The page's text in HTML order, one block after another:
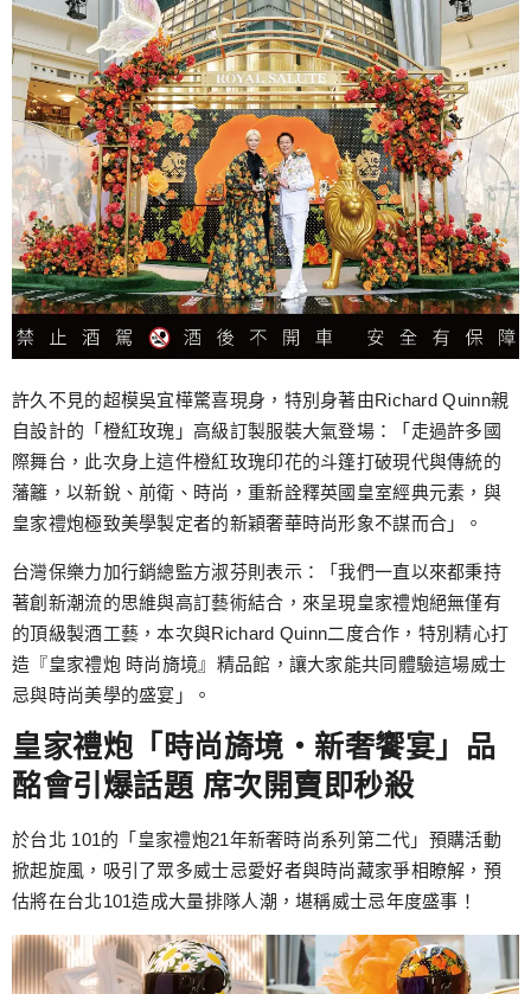
許久不見的超模吳宜樺驚喜現身，特別身著由Richard Quinn親
自設計的「橙紅玫瑰」高級訂製服裝大氣登場：「走過許多國
際舞台，此次身上這件橙紅玫瑰印花的斗篷打破現代與傳統的
藩籬，以新銳、前衛、時尚，重新詮釋英國皇室經典元素，與
皇家禮炮極致美學製定者的新穎奢華時尚形象不謀而合」。
台灣保樂力加行銷總監方淑芬則表示：「我們一直以來都秉持
著創新潮流的思維與高訂藝術結合，來呈現皇家禮炮絕無僅有
的頂級製酒工藝，本次與Richard Quinn二度合作，特別精心打
造『皇家禮炮 時尚旖境』精品館，讓大家能共同體驗這場威士
忌與時尚美學的盛宴」。
皇家禮炮「時尚旖境‧新奢饗宴」品
酩會引爆話題 席次開賣即秒殺
於台北 101的「皇家禮炮21年新奢時尚系列第二代」預購活動
掀起旋風，吸引了眾多威士忌愛好者與時尚藏家爭相瞭解，預
估將在台北101造成大量排隊人潮，堪稱威士忌年度盛事！